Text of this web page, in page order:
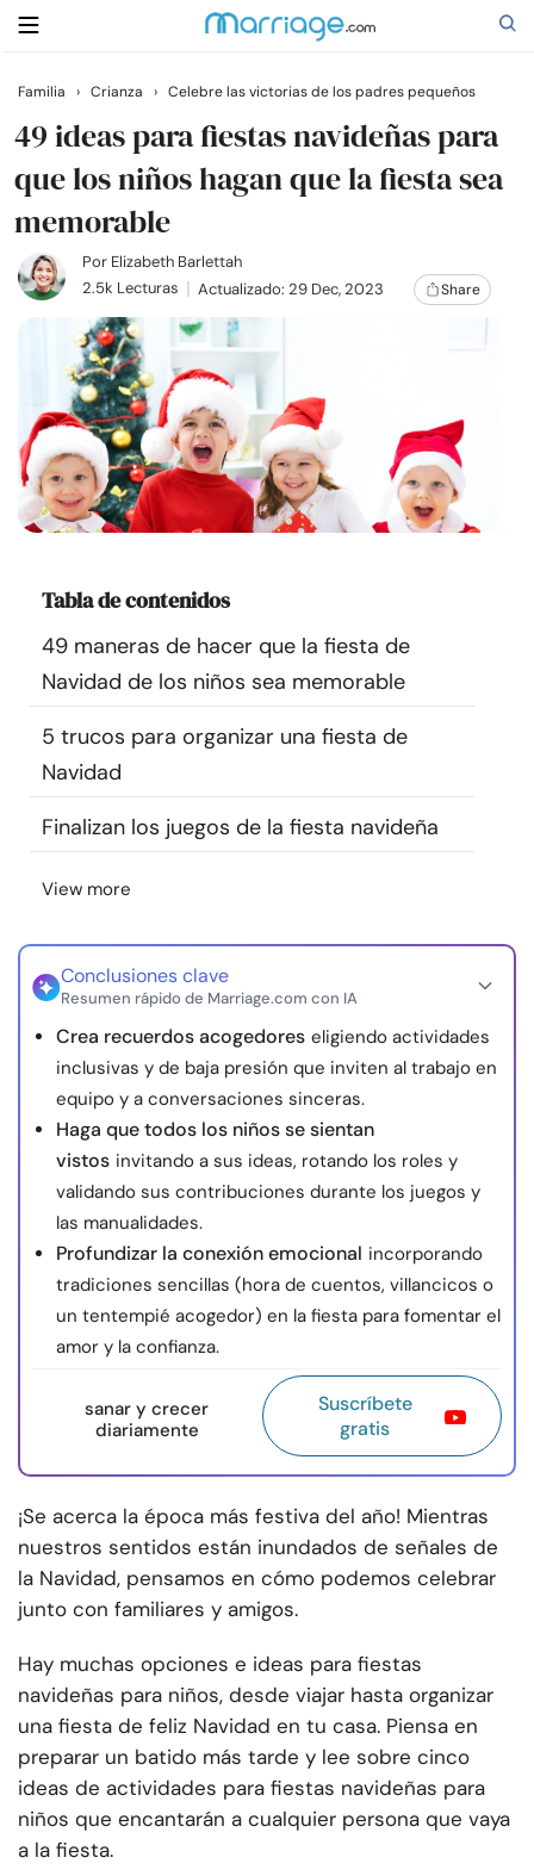
Buscar
Casarse
Relaciones
Familia
Ayuda
Cursos
Comunidad
Encuentra un terapeuta
Idioma
nosotros
Familia › Crianza › Celebre las victorias de los padres pequeños
49 ideas para fiestas navideñas para
que los niños hagan que la fiesta sea
memorable
Por Elizabeth Barlettah
2.5k Lecturas
Actualizado: 29 Dec, 2023 Share
Tabla de contenidos
49 maneras de hacer que la fiesta de
Navidad de los niños sea memorable
5 trucos para organizar una fiesta de
Navidad
Finalizan los juegos de la fiesta navideña
View more
Conclusiones clave
Resumen rápido de Marriage.com con IA
Crea recuerdos acogedores eligiendo actividades
inclusivas y de baja presión que inviten al trabajo en
equipo y a conversaciones sinceras.
Haga que todos los niños se sientan
vistos invitando a sus ideas, rotando los roles y
validando sus contribuciones durante los juegos y
las manualidades.
Profundizar la conexión emocional incorporando
tradiciones sencillas (hora de cuentos, villancicos o
un tentempié acogedor) en la fiesta para fomentar el
amor y la confianza.
sanar y crecer
diariamente
Suscríbete
gratis
¡Se acerca la época más festiva del año! Mientras
nuestros sentidos están inundados de señales de
la Navidad, pensamos en cómo podemos celebrar
junto con familiares y amigos.
Hay muchas opciones e ideas para fiestas
navideñas para niños, desde viajar hasta organizar
una fiesta de feliz Navidad en tu casa. Piensa en
preparar un batido más tarde y lee sobre cinco
ideas de actividades para fiestas navideñas para
niños que encantarán a cualquier persona que vaya
a la fiesta.